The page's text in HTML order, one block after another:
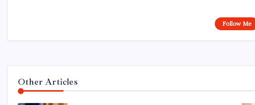
Follow Me
Other Articles